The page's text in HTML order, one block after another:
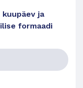
ja
formaadi